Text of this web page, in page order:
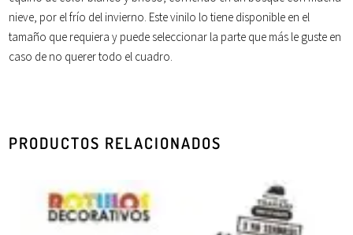
nieve , por elfrío del invierno . Este vinilo lo tiene disponible en el
tamaño que requiera y puede seleccionar la parte que más le guste en
caso de no querer todo el cuadro.
PRODUCTOS RELACIONADOS